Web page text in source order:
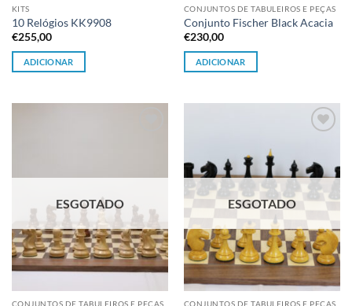
KITS
10 Relógios KK9908
€255,00
ADICIONAR
CONJUNTOS DE TABULEIROS E PEÇAS
Conjunto Fischer Black Acacia
€230,00
ADICIONAR
ESGOTADO
CONJUNTOS DE TABULEIROS E PEÇAS
desejos
ESGOTADO
CONJUNTOS DE TABULEIROS E PEÇAS